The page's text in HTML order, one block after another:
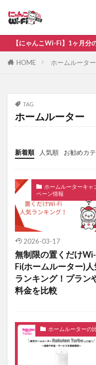
【にゃんこWi-Fi】1ヶ月分のご
HOME ホームルーター
TAG
ホームルーター
新着順 人気順 お勧めカ
ホームルーターキャ
ペーン情報
2026-03-17
無制限の置くだけWi-
Fi(ホームルーター)人
ランキング！プラン
料金を比較
ホームルーターの
比較 無制限
タグ
au WiMAX
ポケット型Wi-Fi ドコ